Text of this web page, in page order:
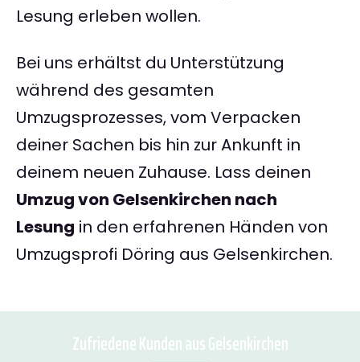
Lesung erleben wollen.
Bei uns erhältst du Unterstützung
während des gesamten
Umzugsprozesses, vom Verpacken
deiner Sachen bis hin zur Ankunft in
deinem neuen Zuhause. Lass deinen
Umzug von Gelsenkirchen nach
Lesung in den erfahrenen Händen von
Umzugsprofi Döring aus Gelsenkirchen.
Zufriedene Kunden aus Gelsenkirchen